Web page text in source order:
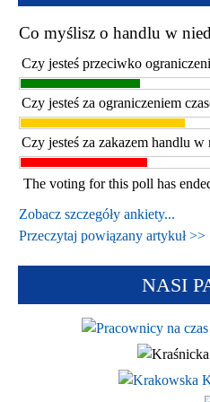
Co myślisz o handlu w
Czy jesteś przeciwko
Czy jesteś za ograniczeniem
Czy jesteś za zakazem handlu
The voting for this poll has
Zobacz szczegóły ankiety...
Przeczytaj powiązany artykuł >>
NASI